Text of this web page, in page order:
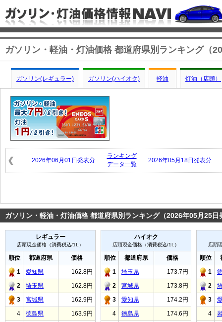
ガソリン・軽油・灯油価格 都道府県別ランキング（
ガソリン(レギュラー) ガソリン(ハイオク) 軽油 灯油（店頭）
2026年06月01日発表分
ランキング
データ一覧
2026年05月18日発表分
ガソリン・軽油・灯油価格 都道府県別ランキング（2026年05月25日
レギュラー
店頭現金価格（消費税込/1L）
順位 都道府県
価格
1
愛知県
162.8円
2
埼玉県
162.8円
3
宮城県
162.9円
4
徳島県
163.9円
ハイオク
店頭現金価格（消費税込/1L）
順位 都道府県
価格
1
埼玉県
173.7円
2
宮城県
173.8円
3
愛知県
174.2円
4
徳島県
174.6円
店頭
順位
1
2
3
4